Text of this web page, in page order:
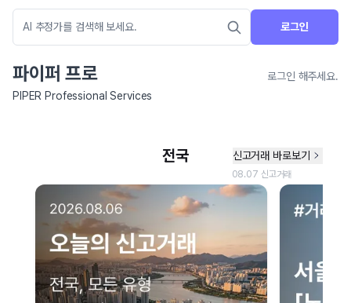
로그인
파이퍼 프로
로그인 해주세요.
PIPER Professional Services